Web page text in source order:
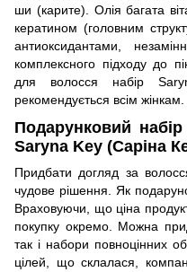
ши (карите). Олія багата
кератином (головним
антиоксидантами,
комплексного підходу до
для волосся набір
рекомендується всім жінкам.
Подарунковий
Saryna Key (Саріна
Придбати догляд за
чудове рішення. Як
Враховуючи, що ціна
покупку окремо. Можна
так і набори повноцінних
цілей, що склалася,